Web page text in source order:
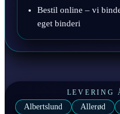
Bestil online – vi
eget binderi
LEVERING
Albertslund Allerød